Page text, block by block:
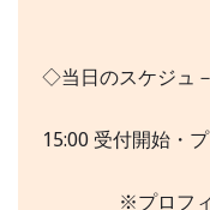
◇当日のスケジュ
15:00 受付開始・
※プロフィ－